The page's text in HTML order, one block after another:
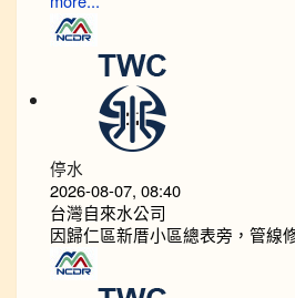
停水
2026-08-07, 08:40
台灣自來水公司
因歸仁區新厝小區總表旁，管線